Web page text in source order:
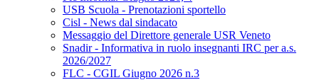
USB Scuola - Prenotazioni sportello
Cisl - News dal sindacato
Messaggio del Direttore generale USR Veneto
Snadir - Informativa in ruolo insegnanti IRC per a.s.
2026/2027
FLC - CGIL Giugno 2026 n.3